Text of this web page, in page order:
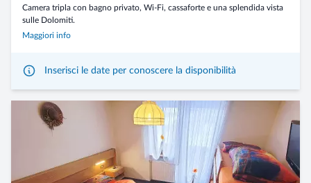
Camera tripla con bagno privato, Wi-Fi, cassaforte e una splendida vista
sulle Dolomiti.
Maggiori info
Inserisci le date per conoscere la disponibilità